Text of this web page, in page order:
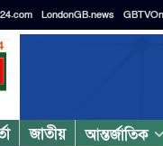
LondonGB.news
জাতীয় আন্তর্জাতিক